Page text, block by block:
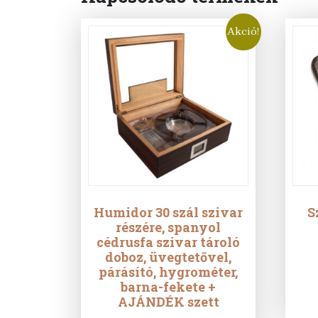
Akció!
Humidor 30 szál szivar
részére, spanyol
cédrusfa szivar tároló
doboz, üvegtetővel,
párásító, hygrométer,
barna-fekete +
AJÁNDÉK szett